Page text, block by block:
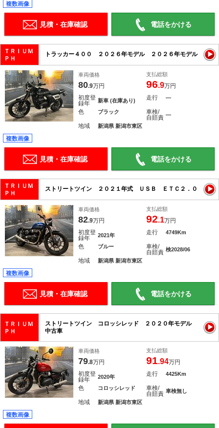
複数画像
見積・在庫確認 電話をかける
ＴＲＩＵＭ
ＰＨ
トラッカー４００ ２０２６年モデル ２０２６年モデル
車両価格
80.9万円
支払総額
96.9万円
初度登
録年
新車 (在庫あり) 走行 ―
色 ブラック
車検/
自賠責 ―
地域 新潟県 新潟市東区
複数画像
見積・在庫確認 電話をかける
ＴＲＩＵＭ
ＰＨ
ストリートツイン ２０２１年式 ＵＳＢ ＥＴＣ２．０
車両価格
82.9万円
支払総額
92.1万円
初度登
録年
2021年 走行 4749Km
色 ブルー
車検/
自賠責 検2028/06
地域 新潟県 新潟市東区
複数画像
見積・在庫確認 電話をかける
ＴＲＩＵＭ
ＰＨ
ストリートツイン コロッシレッド ２０２０年モデル
中古車
車両価格
79.8万円
支払総額
91.94万円
初度登
録年
2020年 走行 4425Km
色 コロッシレッド
車検/
自賠責 車検無し
地域 新潟県 新潟市東区
複数画像